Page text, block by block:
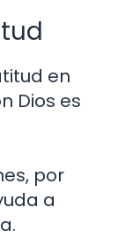
en
Dios es
por
a